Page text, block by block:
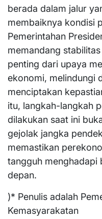
berada dalam jalur
membaiknya kondisi
Pemerintahan
memandang
penting dari upaya
ekonomi, melindungi
menciptakan
itu, langkah-langkah
dilakukan saat ini
gejolak jangka
memastikan
tangguh menghadapi
depan.
)* Penulis adalah
Kemasyarakatan